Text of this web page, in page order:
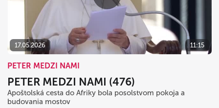
17.05.2026 11:15
PETER MEDZI NAMI
PETER MEDZI NAMI (476)
Apoštolská cesta do Afriky bola posolstvom pokoja a
budovania mostov